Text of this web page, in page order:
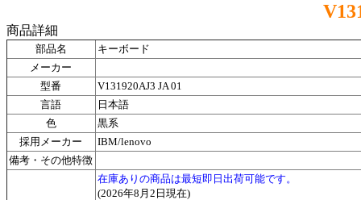
商品詳細
部品名
キーボード
メーカー
型番
V131920AJ3 JA 01
言語
日本語
色
黒系
採用メーカー
IBM/lenovo
備考・その他特徴
在庫ありの商品は最短即日出荷可能です。
(2026年8月2日現在)